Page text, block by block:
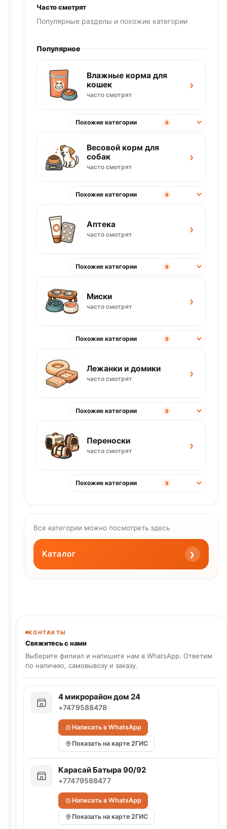
Часто смотрят
Популярные разделы и похожие категории
Популярное
Влажные корма для
кошек
часто смотрят
›
Похожие категории 9
Весовой корм для
собак
часто смотрят
›
Похожие категории 9
Аптека
часто смотрят ›
Похожие категории 9
Миски
часто смотрят ›
Похожие категории 9
Лежанки и домики
часто смотрят ›
Похожие категории 9
Переноски
часто смотрят ›
Похожие категории 9
Все категории можно посмотреть здесь
Каталог ›
КОНТАКТЫ
Свяжитесь с нами
Выберите филиал и напишите нам в WhatsApp. Ответим
по наличию, самовывозу и заказу.
4 микрорайон дом 24
+7479588478
Написать в WhatsApp
Показать на карте 2ГИС
Карасай Батыра 90/92
+77479588477
Написать в WhatsApp
Показать на карте 2ГИС